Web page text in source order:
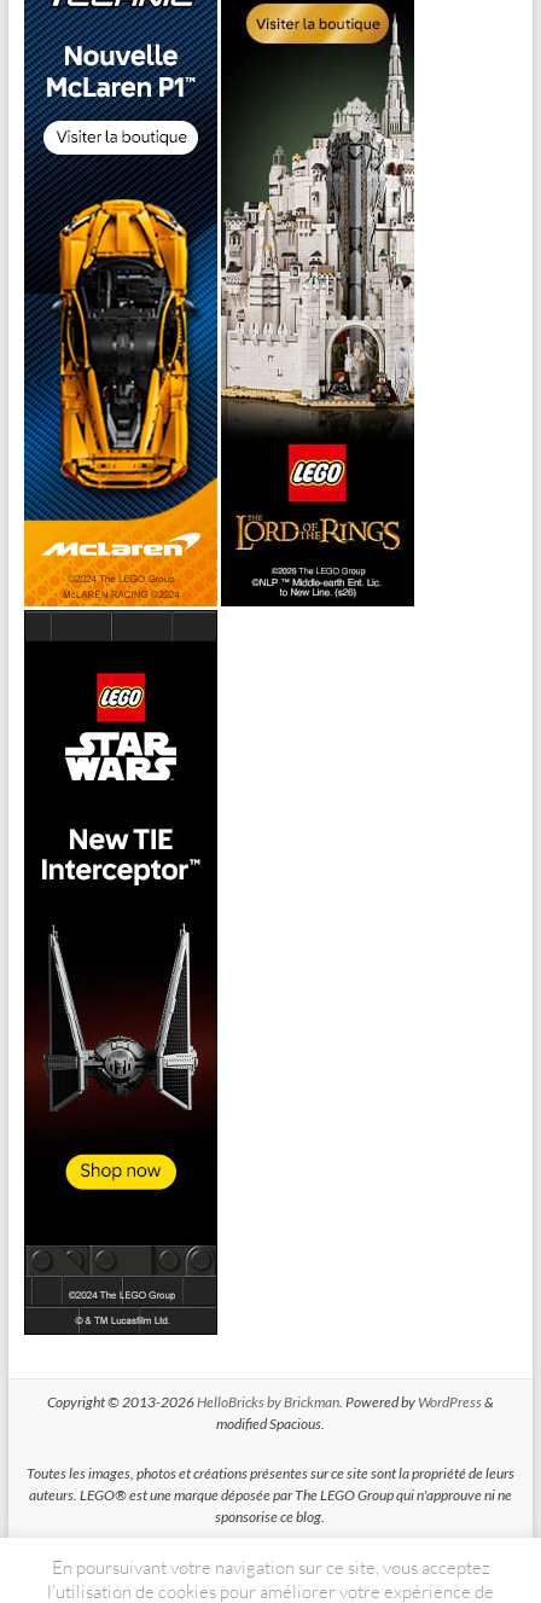
Copyright © 2013-2026HelloBricks by Brickman. Powered by WordPress&
modified Spacious.
Toutes les images, photos et créations présentes sur ce site sont la propriété de leurs
auteurs. LEGO® est une marque déposée par The LEGO Group qui n'approuve ni ne
sponsorise ce blog.
HelloBricks participe au Programme Partenaires d'Amazon EU, un programme
d'affiliation conçu pour permettre à des sites de percevoir une rémunération grace à
En poursuivant votre navigation sur ce site, vous acceptez
l’utilisation de cookies pour améliorer votre expérience de